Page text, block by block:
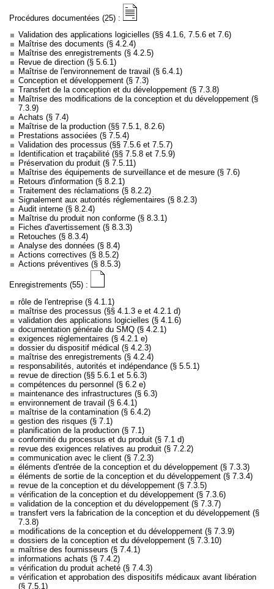
Procédures documentées (25) :
Validation des applications logicielles (§§ 4.1.6, 7.5.6 et 7.6)
Maîtrise des documents (§ 4.2.4)
Maîtrise des enregistrements (§ 4.2.5)
Revue de direction (§ 5.6.1)
Maîtrise de l'environnement de travail (§ 6.4.1)
Conception et développement (§ 7.3)
Transfert de la conception et du développement (§ 7.3.8)
Maîtrise des modifications de la conception et du développement (§
7.3.9)
Achats (§ 7.4)
Maîtrise de la production (§§ 7.5.1, 8.2.6)
Prestations associées (§ 7.5.4)
Validation des processus (§§ 7.5.6 et 7.5.7)
Identification et traçabilité (§§ 7.5.8 et 7.5.9)
Préservation du produit (§ 7.5.11)
Maîtrise des équipements de surveillance et de mesure (§ 7.6)
Retours d'information (§ 8.2.1)
Traitement des réclamations (§ 8.2.2)
Signalement aux autorités réglementaires (§ 8.2.3)
Audit interne (§ 8.2.4)
Maîtrise du produit non conforme (§ 8.3.1)
Fiches d'avertissement (§ 8.3.3)
Retouches (§ 8.3.4)
Analyse des données (§ 8.4)
Actions correctives (§ 8.5.2)
Actions préventives (§ 8.5.3)
Enregistrements (55) :
rôle de l'entreprise (§ 4.1.1)
maîtrise des processus (§§ 4.1.3 e et 4.2.1 d)
validation des applications logicielles (§ 4.1.6)
documentation générale du SMQ (§ 4.2.1)
exigences réglementaires (§ 4.2.1 e)
dossier du dispositif médical (§ 4.2.3)
maîtrise des enregistrements (§ 4.2.4)
responsabilités, autorités et indépendance (§ 5.5.1)
revue de direction (§§ 5.6.1 et 5.6.3)
compétences du personnel (§ 6.2 e)
maintenance des infrastructures (§ 6.3)
environnement de travail (§ 6.4.1)
maîtrise de la contamination (§ 6.4.2)
gestion des risques (§ 7.1)
planification de la production (§ 7.1)
conformité du processus et du produit (§ 7.1 d)
revue des exigences relatives au produit (§ 7.2.2)
communication avec le client (§ 7.2.3)
éléments d'entrée de la conception et du développement (§ 7.3.3)
éléments de sortie de la conception et du développement (§ 7.3.4)
revue de la conception et du développement (§ 7.3.5)
vérification de la conception et du développement (§ 7.3.6)
validation de la conception et du développement (§ 7.3.7)
transfert vers la fabrication de la conception et du développement (§
7.3.8)
modifications de la conception et du développement (§ 7.3.9)
dossiers de la conception et du développement (§ 7.3.10)
maîtrise des fournisseurs (§ 7.4.1)
informations achats (§ 7.4.2)
vérification du produit acheté (§ 7.4.3)
vérification et approbation des dispositifs médicaux avant libération
(§ 7.5.1)